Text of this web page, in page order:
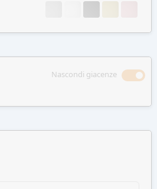
Nascondi giacenze